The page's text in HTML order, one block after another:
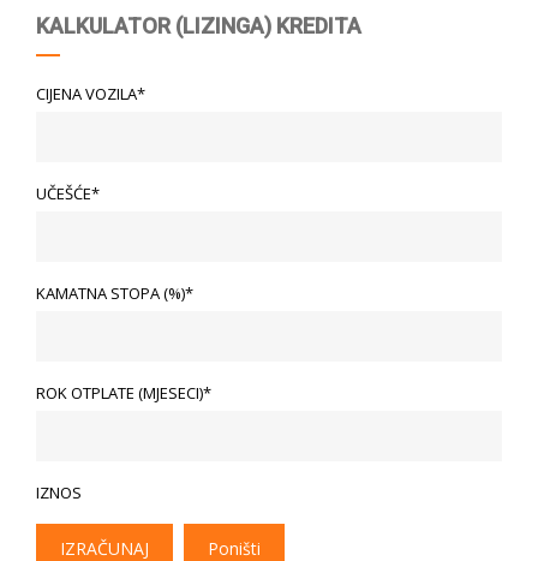
KALKULATOR (LIZINGA) KREDITA
CIJENA VOZILA*
UČEŠĆE*
KAMATNA STOPA (%)*
ROK OTPLATE (MJESECI)*
IZNOS
IZRAČUNAJ Poništi